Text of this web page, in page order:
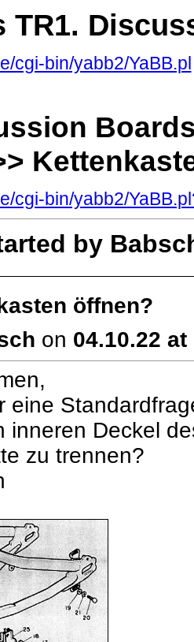
TR1.
cgi-bin/yabb2/YaBB.pl
cgi-bin/yabb2/
by
öffnen?
on 04.10.22
eine
inneren Deckel
zu trennen?